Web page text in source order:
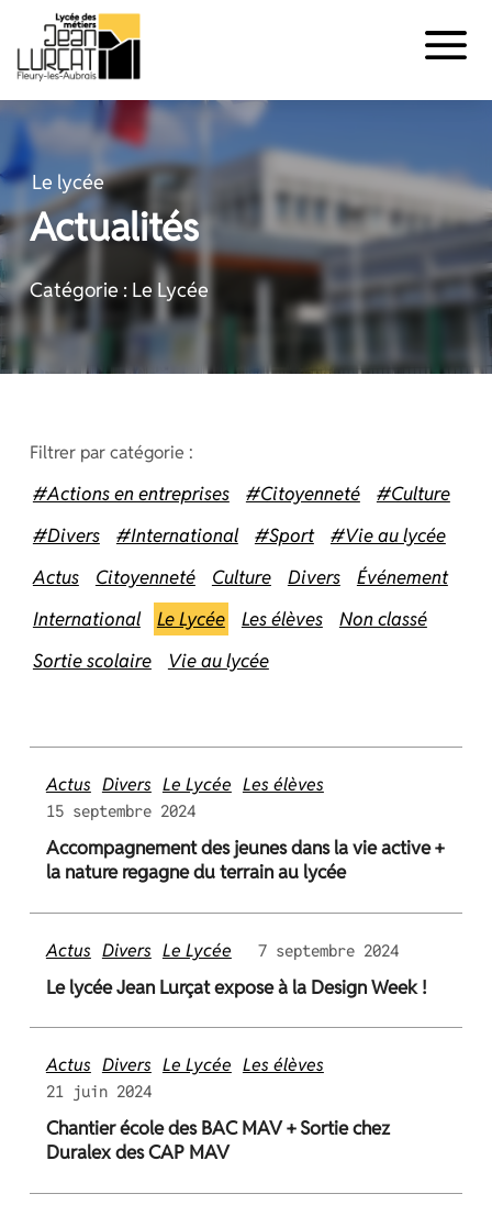
contenu
Le lycée
Actualités
Catégorie : Le Lycée
Filtrer par catégorie :
#Actions en entreprises #Citoyenneté
#Culture
#Divers
#International #Sport
#Vie au lycée
Actus
Citoyenneté Culture Divers
Événement
International
Le Lycée Les élèves
Non classé
Sortie scolaire
Vie au lycée
Actus Divers Le Lycée Les élèves
15 septembre 2024
Accompagnement des jeunes dans la vie active +
la nature regagne du terrain au lycée
Actus Divers Le Lycée 7 septembre 2024
Le lycée Jean Lurçat expose à la Design Week !
Actus Divers Le Lycée Les élèves
21 juin 2024
Chantier école des BAC MAV + Sortie chez
Duralex des CAP MAV
Panneau de gestion des cookies